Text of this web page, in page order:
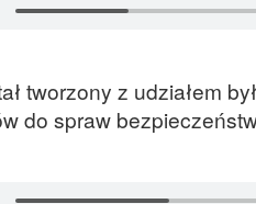
tworzony z udziałem
do spraw